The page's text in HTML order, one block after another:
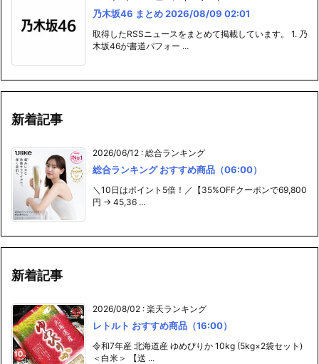
乃木坂46 まとめ 2026/08/09 02:01
取得したRSSニュースをまとめて掲載しています。 1. 乃
木坂46が書道パフォー ...
新着記事
2026/06/12 : 総合ランキング
総合ランキング おすすめ商品（06:00）
＼10日はポイント5倍！／【35%OFFクーポンで69,800
円 → 45,36 ...
新着記事
2026/08/02 : 楽天ランキング
レトルト おすすめ商品（16:00）
令和7年産 北海道産 ゆめぴりか 10kg (5kg×2袋セット)
＜白米＞ 【送 ...